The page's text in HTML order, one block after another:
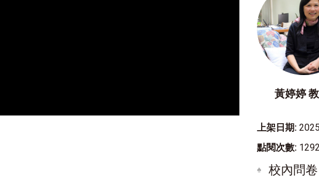
黃婷婷
上架日期:
點閱次數:
校內問卷